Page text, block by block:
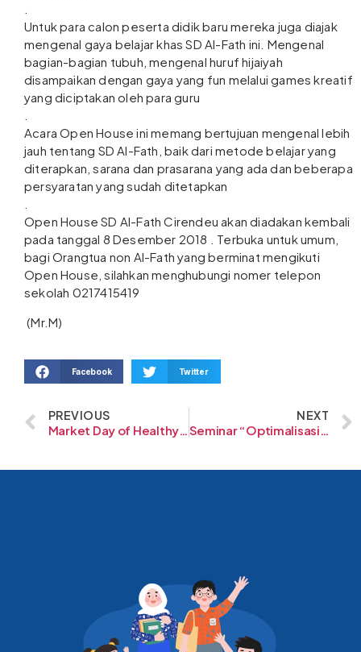
Untuk para calon peserta didik baru mereka juga diajak
mengenal gaya belajar khas SD Al-Fath ini. Mengenal
bagian-bagian tubuh, mengenal huruf hijaiyah
disampaikan dengan gaya yang fun melalui games kreatif
yang diciptakan oleh para guru
Acara Open House ini memang bertujuan mengenal lebih
jauh tentang SD Al-Fath, baik dari metode belajar yang
diterapkan, sarana dan prasarana yang ada dan beberapa
persyaratan yang sudah ditetapkan
Open House SD Al-Fath Cirendeu akan diadakan kembali
pada tanggal 8 Desember 2018 . Terbuka untuk umum,
bagi Orangtua non Al-Fath yang berminat mengikuti
Open House, silahkan menghubungi nomer telepon
sekolah 0217415419
(Mr.M)
Facebook Twitter
PREVIOUS
Market Day of Healthy Food Grade 5 SD Al-Fath
NEXT
Seminar “Optimalisasi Guru Dalam Mendidik Siswa Milenial”, dengan narasumber Prof. Dr.H.Arief Rachman, M.Pd